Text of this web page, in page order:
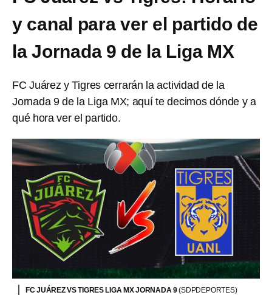
y canal para ver el partido de
la Jornada 9 de la Liga MX
FC Juárez y Tigres cerrarán la actividad de la
Jornada 9 de la Liga MX; aquí te decimos dónde y a
qué hora ver el partido.
FC JUÁREZ VS TIGRES LIGA MX JORNADA 9(SDPDEPORTES)